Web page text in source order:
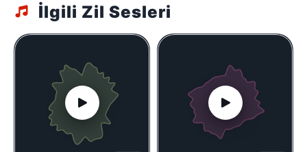
İlgili Zil Sesleri